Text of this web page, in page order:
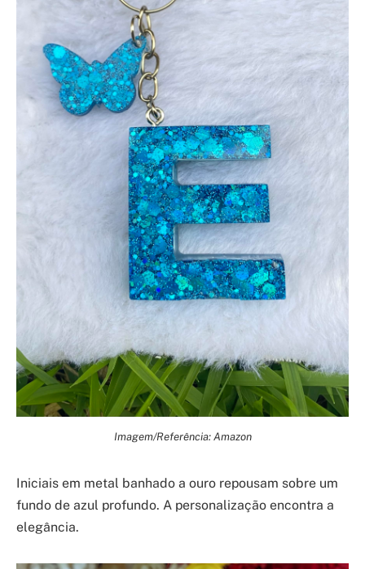
Imagem/Referência: Amazon
Iniciais em metal banhado a ouro repousam sobre um
fundo de azul profundo. A personalização encontra a
elegância.